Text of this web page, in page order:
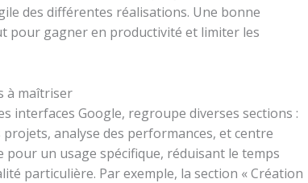
des différentes réalisations. Une bonne
pour gagner en productivité et limiter les
à maîtriser
interfaces Google, regroupe diverses sections :
analyse des performances, et centre
pour un usage spécifique, réduisant le temps
particulière. Par exemple, la section « Création